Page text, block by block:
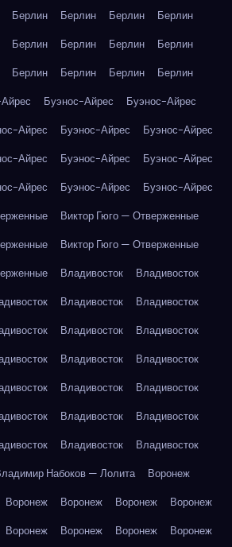
Берлин Берлин Берлин
Берлин
Берлин Берлин Берлин
Берлин
Берлин Берлин Берлин
Берлин
Буэнос-Айрес
Буэнос-Айрес
Айрес Буэнос-Айрес
Буэнос-Айрес
Айрес Буэнос-Айрес
Буэнос-Айрес
Айрес Буэнос-Айрес
Буэнос-Айрес
Виктор Гюго — Отверженные
Виктор Гюго — Отверженные
Владивосток
Владивосток
Владивосток
Владивосток
Владивосток
Владивосток
Владивосток
Владивосток
Владивосток
Владивосток
Владивосток
Владивосток
Владивосток
Владивосток
Набоков — Лолита
Воронеж
Воронеж Воронеж Воронеж
Воронеж
Воронеж Воронеж Воронеж
Воронеж